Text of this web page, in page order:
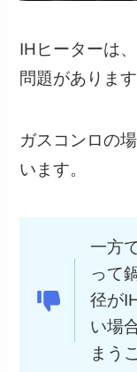
IHヒーターは、
問題があります
ガスコンロの
います。
一方
って
径が
い場
まう